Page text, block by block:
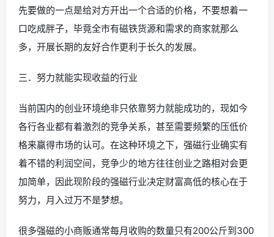
先要做的一点是给对方开出一个合适的价格，不要想着一
口吃成胖子，毕竟全市有磁铁货源和需求的商家就那么
多，开展长期的友好合作更利于长久的发展。
三．努力就能实现收益的行业
当前国内的创业环境绝非只依靠努力就能成功的，现如今
各行各业都有着激烈的竞争关系，甚至需要频繁的压低价
格来赢得市场的认可。在这种环境之下，强磁行业确实有
着不错的利润空间，竞争少的地方往往创业之路相对会更
加简单，因此现阶段的强磁行业决定财富高低的核心在于
努力，月入过万不是梦想。
很多强磁的小商贩通常每月收购的数量只有200公斤到300